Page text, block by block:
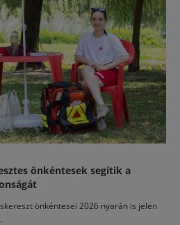
önkéntesek segítik a
önkéntesei 2026 nyarán is jelen